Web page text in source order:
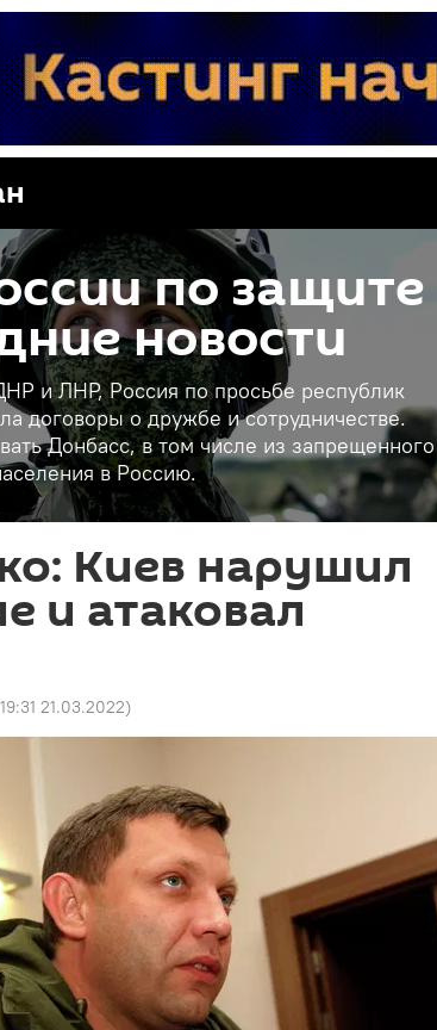
по защите
новости
и ЛНР, Россия по просьбе республик
договоры о дружбе и сотрудничестве.
Донбасс, в том числе из запрещенного
в Россию.
Киев нарушил
и атаковал
19:31 21.03.2022)